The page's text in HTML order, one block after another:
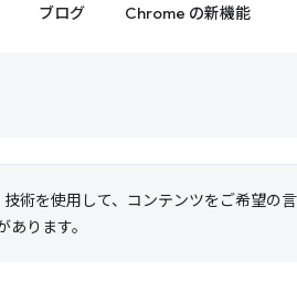
ブログ Chrome の新機能
術を使用して、コンテンツをご希望の
ります。